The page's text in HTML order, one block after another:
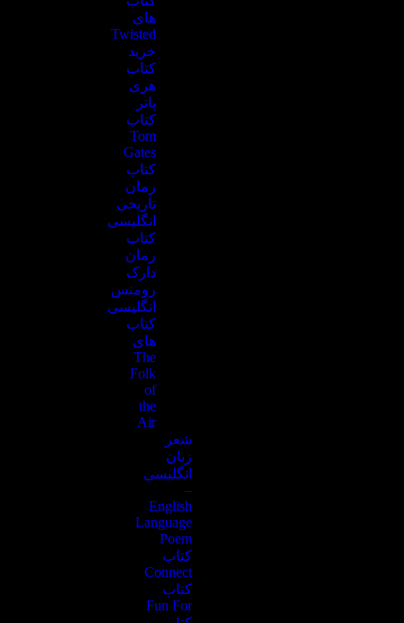
های
Twisted
خرید
کتاب
هری
پاتر
کتاب
Tom
Gates
کتاب
رمان
تاریخی
انگلیسی
کتاب
رمان
دارک
رومنس
انگلیسی
کتاب
های
The
Folk
of
the
Air
شعر
زبان
انگلیسی
–
English
Language
Poem
کتاب
Connect
کتاب
Fun For